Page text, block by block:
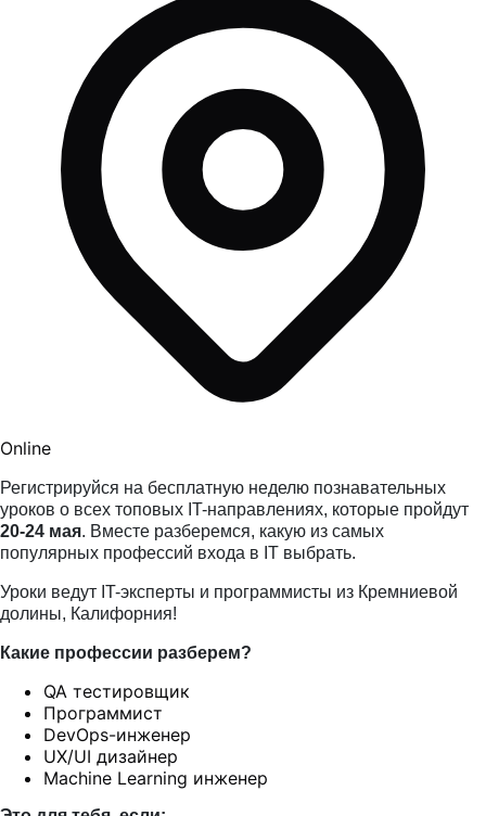
Online
Регистрируйся на бесплатную неделю познавательных
уроков о всех топовых IT-направлениях, которые пройдут
20-24 мая. Вместе разберемся, какую из самых
популярных профессий входа в IT выбрать.
Уроки ведут IT-эксперты и программисты из Кремниевой
долины, Калифорния!
Какие профессии разберем?
QA тестировщик
Программист
DevOps-инженер
UX/UI дизайнер
Machine Learning инженер